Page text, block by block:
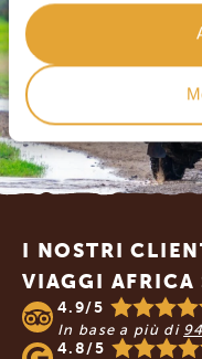
Footer
I NOSTRI
VIAGGI AFRICA
4.9/5
In base a più di
4.8/5